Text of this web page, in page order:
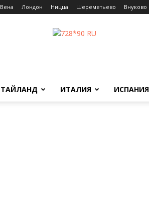
Вена Лондон Ницца Шереметьево Внуково
ТАЙЛАНД ИТАЛИЯ ИСПАНИЯ